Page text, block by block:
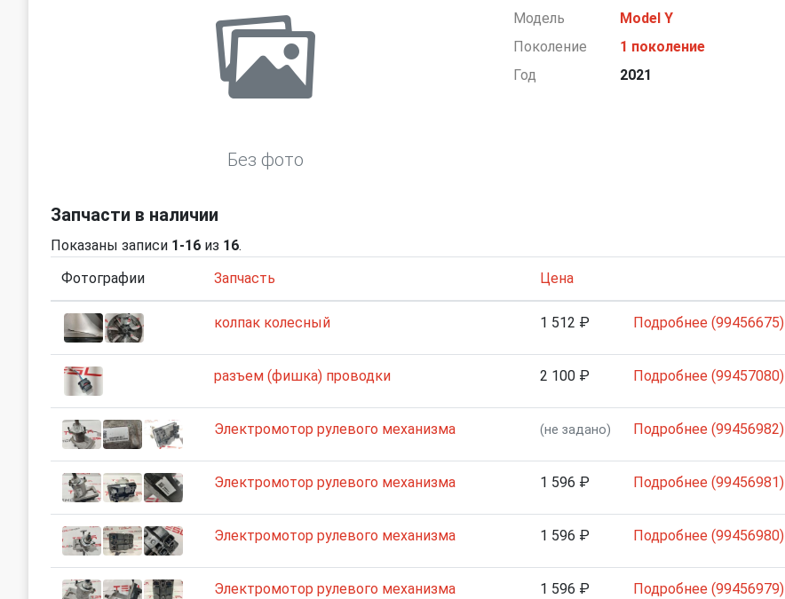
Без фото
Модель
Model Y
Поколение
1 поколение
Год
2021
Запчасти в наличии
Показаны записи 1-16 из 16.
Фотографии
Запчасть Цена
колпак колесный 1 512 ₽ Подробнее (99456675)
разъем (фишка) проводки 2 100 ₽ Подробнее (99457080)
Электромотор рулевого механизма (не задано) Подробнее (99456982)
Электромотор рулевого механизма 1 596 ₽ Подробнее (99456981)
Электромотор рулевого механизма 1 596 ₽ Подробнее (99456980)
Электромотор рулевого механизма 1 596 ₽ Подробнее (99456979)